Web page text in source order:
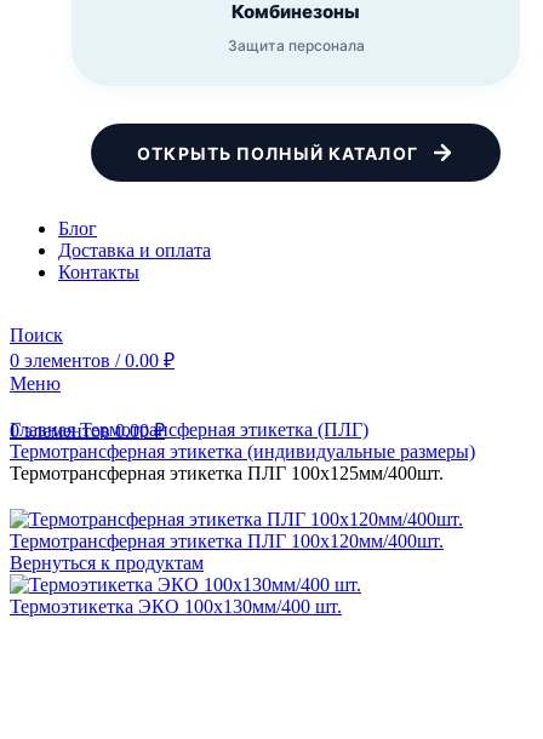
Комбинезоны
Защита персонала
ОТКРЫТЬ ПОЛНЫЙ КАТАЛОГ
Блог
Доставка и оплата
Контакты
Поиск
0 элементов / 0.00 ₽
Меню
0элементов 0.00₽
ГлавнаяТермотрансферная этикетка (ПЛГ)
Термотрансферная этикетка (индивидуальные размеры)
Термотрансферная этикетка ПЛГ 100х125мм/400шт.
Термотрансферная этикетка ПЛГ 100х120мм/400шт.
Вернуться к продуктам
Термоэтикетка ЭКО 100х130мм/400 шт.